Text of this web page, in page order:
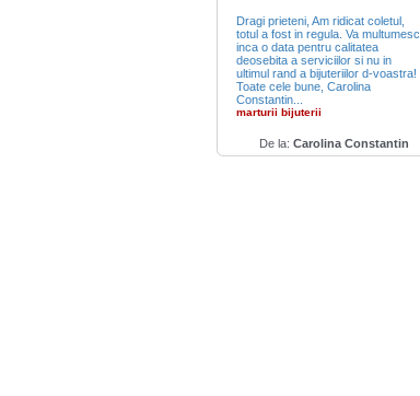
Dragi prieteni, Am ridicat coletul,
totul a fost in regula. Va multumesc
inca o data pentru calitatea
deosebita a serviciilor si nu in
ultimul rand a bijuteriilor d-voastra!
Toate cele bune, Carolina
Constantin...
marturii bijuterii
De la: Carolina Constantin